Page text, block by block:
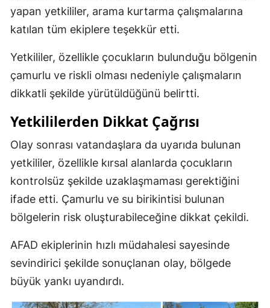
yapan yetkililer, arama kurtarma çalışmalarına
katılan tüm ekiplere teşekkür etti.
Yetkililer, özellikle çocukların bulunduğu bölgenin
çamurlu ve riskli olması nedeniyle çalışmaların
dikkatli şekilde yürütüldüğünü belirtti.
Yetkililerden Dikkat Çağrısı
Olay sonrası vatandaşlara da uyarıda bulunan
yetkililer, özellikle kırsal alanlarda çocukların
kontrolsüz şekilde uzaklaşmaması gerektiğini
ifade etti. Çamurlu ve su birikintisi bulunan
bölgelerin risk oluşturabileceğine dikkat çekildi.
AFAD ekiplerinin hızlı müdahalesi sayesinde
sevindirici şekilde sonuçlanan olay, bölgede
büyük yankı uyandırdı.